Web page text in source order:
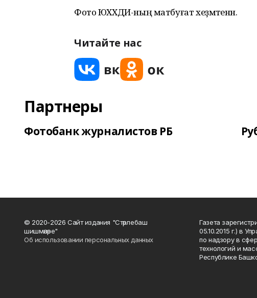
Фото ЮХХДИ-ның матбуғат хеҙмәтенән.
Читайте нас
Партнеры
Фотобанк журналистов РБ
© 2020-2026 Сайт издания "Стәрлебаш
шишмәләре"
Об использовании персональных данных
Газета
05.10.2015 г.) в
по надзору в
технологий и
Республике